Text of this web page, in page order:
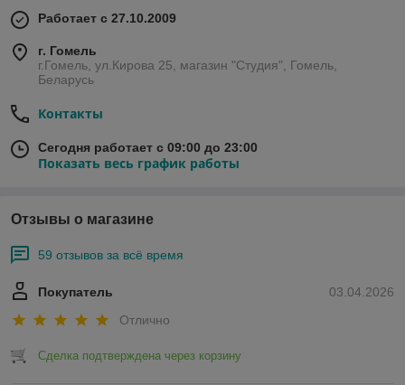
Работает с 27.10.2009
г. Гомель
г.Гомель, ул.Кирова 25, магазин "Студия", Гомель,
Беларусь
Контакты
Сегодня работает с 09:00 до 23:00
Показать весь график работы
Отзывы о магазине
59 отзывов за всё время
03.04.2026
Покупатель
Отлично
Сделка подтверждена через корзину